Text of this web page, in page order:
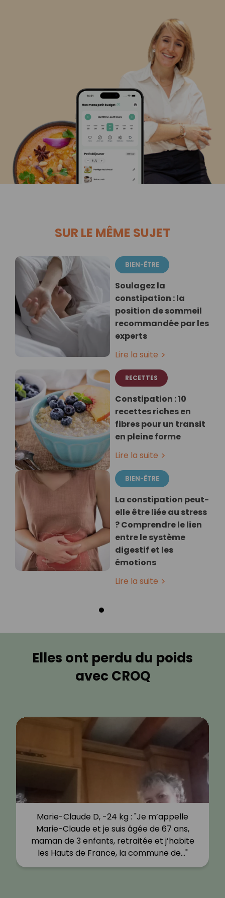
SUR LE MÊME SUJET
BIEN-ÊTRE
Soulagez la
constipation : la
position de sommeil
recommandée par les
experts
Lire la suite
RECETTES
Constipation : 10
recettes riches en
fibres pour un transit
en pleine forme
Lire la suite
BIEN-ÊTRE
La constipation peut-
elle être liée au stress
? Comprendre le lien
entre le système
digestif et les
émotions
Lire la suite
Elles ont perdu du poids
avec CROQ
Marie-Claude D, -24 kg : "Je m’appelle
Marie-Claude et je suis âgée de 67 ans,
maman de 3 enfants, retraitée et j’habite
les Hauts de France, la commune de…"